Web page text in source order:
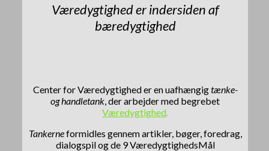
Væredygtighed er indersiden af
bæredygtighed
Center for Væredygtighed er en uafhængigtænke-
og handletank , der arbejder med begrebet
Væredygtighed
Tankerneformidles gennem artikler, bøger, foredrag,
dialogspil og de 9 VæredygtighedsMål